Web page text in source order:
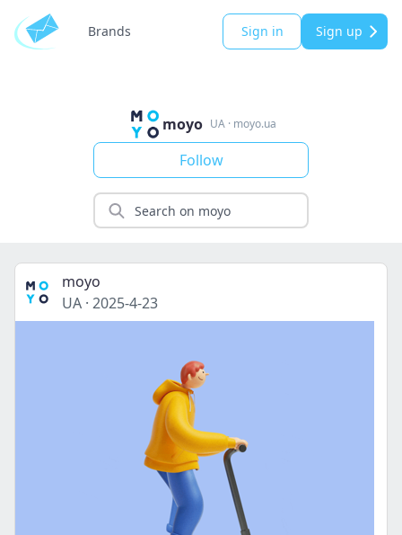
Brands Sign in Sign up
moyo UA· moyo.ua
Follow
moyo
UA · 2025-4-23